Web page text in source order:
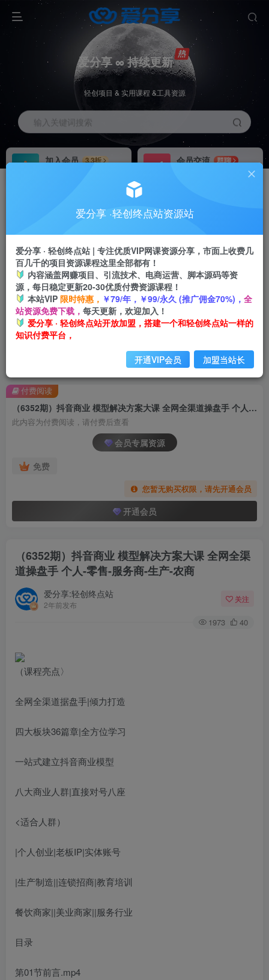
爱分享 ∞ 持续更新
轻创项目 & 实用课程 &工具资源
输入关键词搜索
加入会员
3.3折
会员交流
群聊
推广返佣高达70%
24小时自动赚钱
加入会员享受权益福利
（6352期）抖音商业 模型解决方案大课 全网全渠道操盘手 个人-零售-服务商-生产-农商
此内容为付费阅读，请付费后查看
会员专属资源
免费
您暂无购买权限，请先开通会员
开通会员
付费阅读
（6352期）抖音商业 模型解决方案大课 全网全渠
道操盘手 个人-零售-服务商-生产-农商
爱分享:轻创终点站
2年前发布
关注
1973 40
（课程亮点〉
全网全渠道据盘手|倾力打造
四大板块36篇章|全方位学习
一站式建立抖音商业模型
八大商业人群|直接对号八座
<适合人群）
|个人创业|老板IP|实体账号
|生产制造||连锁招商|教育培训
餐饮商家||美业商家||服务行业
目录
第01节前言.mp4
爱分享 ·轻创终点站资源站
爱分享 · 轻创终点站 | 专注优质VIP网课资源分享，市面上收费几
百几千的项目资源课程这里全部都有！
内容涵盖网赚项目、引流技术、电商运营、脚本源码等资
源，每日稳定更新20-30优质付费资源课程！
本站VIP 限时特惠， ￥79/年，￥99/永久 (推广佣金70%)， 全
站资源免费下载， 每天更新，欢迎加入！
爱分享 · 轻创终点站开放加盟，搭建一个和轻创终点站一样的
知识付费平台，
开通VIP会员 加盟当站长